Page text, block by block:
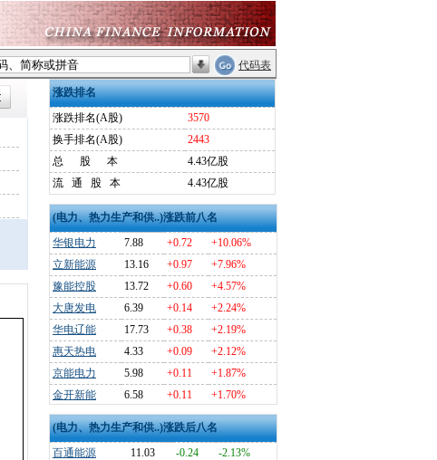
代码表
涨跌排名
涨跌排名(A股)
3570
换手排名(A股)
2443
总
股 本
4.43亿股
流
通 股 本 4.43亿股
(电力、热力生产和供..)涨跌前八名
华银电力
7.88 +0.72
+10.06%
立新能源
13.16 +0.97
+7.96%
豫能控股
13.72 +0.60
+4.57%
大唐发电
6.39 +0.14
+2.24%
华电辽能
17.73 +0.38
+2.19%
惠天热电
4.33 +0.09
+2.12%
京能电力
5.98 +0.11
+1.87%
金开新能
6.58 +0.11 +1.70%
(电力、热力生产和供..)涨跌后八名
百通能源
11.03 -0.24
-2.13%